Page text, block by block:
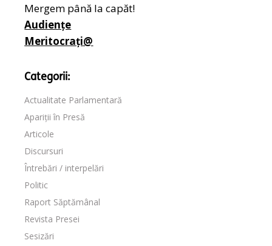
Mergem până la capăt!
Audiențe
Meritocrați@
Categorii:
Actualitate Parlamentară
Apariții în Presă
Articole
Discursuri
Întrebări / interpelări
Politic
Raport Săptămânal
Revista Presei
Sesizări